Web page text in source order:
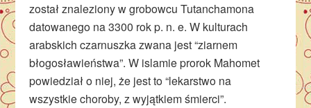
został znaleziony w grobowcu Tutanchamona
datowanego na 3300 rok p. n. e. W kulturach
arabskich czarnuszka zwana jest “ziarnem
błogosławieństwa”. W islamie prorok Mahomet
powiedział o niej, że jest to “lekarstwo na
wszystkie choroby, z wyjątkiem śmierci”.